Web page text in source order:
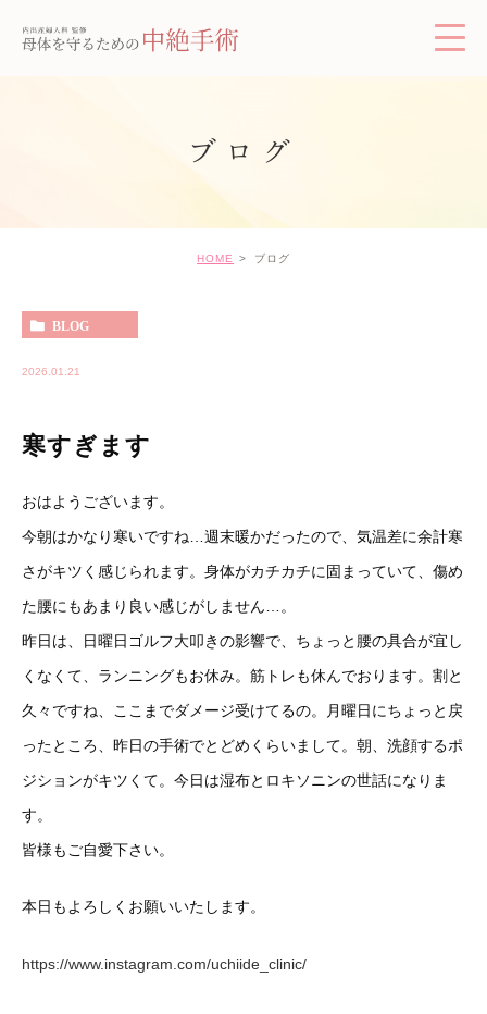
ブログ
HOME ブログ
BLOG
2026.01.21
寒すぎます
おはようございます。
今朝はかなり寒いですね…週末暖かだったので、気温差に余計寒
さがキツく感じられます。身体がカチカチに固まっていて、傷め
た腰にもあまり良い感じがしません…。
昨日は、日曜日ゴルフ大叩きの影響で、ちょっと腰の具合が宜し
くなくて、ランニングもお休み。筋トレも休んでおります。割と
久々ですね、ここまでダメージ受けてるの。月曜日にちょっと戻
ったところ、昨日の手術でとどめくらいまして。朝、洗顔するポ
ジションがキツくて。今日は湿布とロキソニンの世話になりま
す。
皆様もご自愛下さい。
本日もよろしくお願いいたします。
https://www.instagram.com/uchiide_clinic/